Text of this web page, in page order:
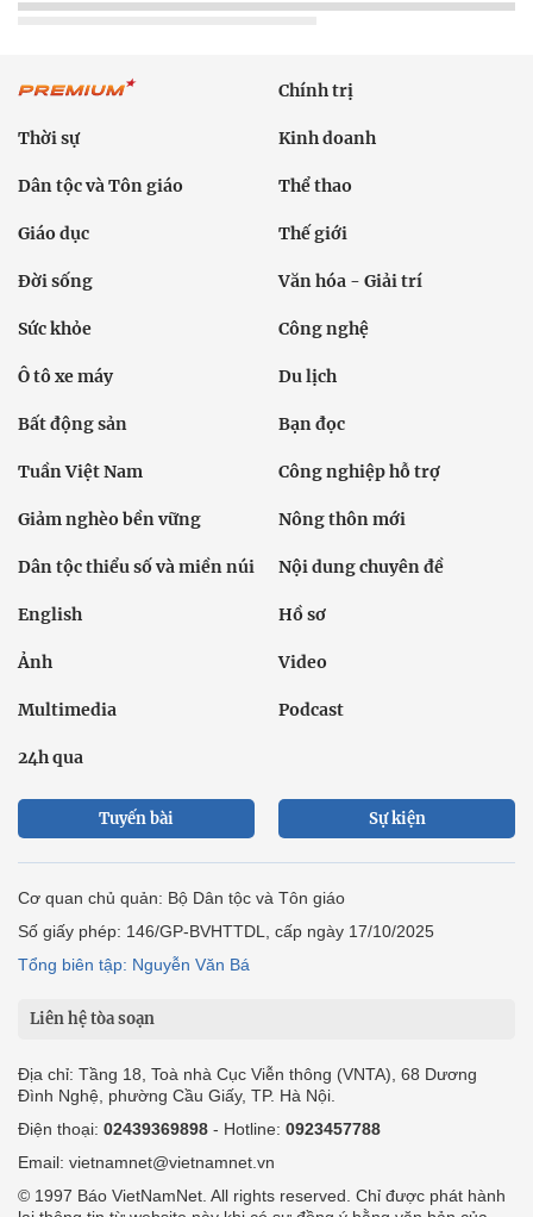
Chính trị
Thời sự Kinh doanh
Dân tộc và Tôn giáo Thể thao
Giáo dục Thế giới
Đời sống Văn hóa - Giải trí
Sức khỏe Công nghệ
Ô tô xe máy Du lịch
Bất động sản Bạn đọc
Tuần Việt Nam Công nghiệp hỗ trợ
Giảm nghèo bền vững Nông thôn mới
Dân tộc thiểu số và miền núi Nội dung chuyên đề
English Hồ sơ
Ảnh Video
Multimedia Podcast
24h qua
Tuyến bài Sự kiện
Cơ quan chủ quản: Bộ Dân tộc và Tôn giáo
Số giấy phép: 146/GP-BVHTTDL, cấp ngày 17/10/2025
Tổng biên tập: Nguyễn Văn Bá
Liên hệ tòa soạn
Địa chỉ: Tầng 18, Toà nhà Cục Viễn thông (VNTA), 68 Dương
Đình Nghệ, phường Cầu Giấy, TP. Hà Nội.
Điện thoại: 02439369898 - Hotline: 0923457788
Email: vietnamnet@vietnamnet.vn
© 1997 Báo VietNamNet. All rights reserved. Chỉ được phát hành